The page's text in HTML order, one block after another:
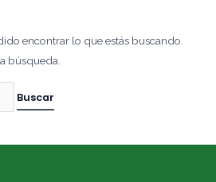
encontrar lo que estás buscando.
búsqueda.